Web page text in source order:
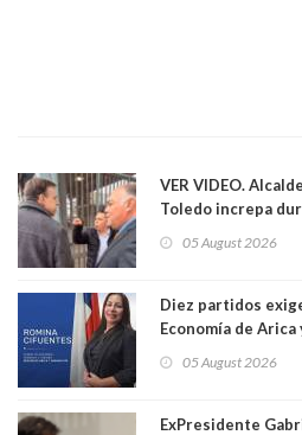
VER VIDEO.
Toledo increpa
delegado
05 August 2026
Diez partidos
Economía de
una militante de
05 August 2026
ExPresidente